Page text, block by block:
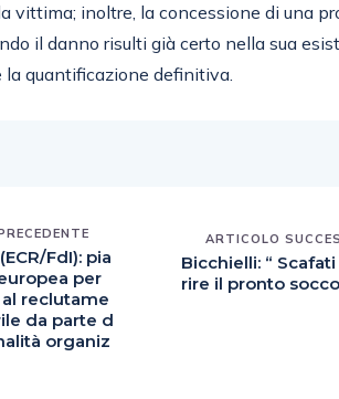
vittima; inoltre, la concessione di una
il danno risulti già certo nella sua
la quantificazione definitiva.
FdI): pia
per
reclutame
da parte d
organiz
ARTICOLO
Bicchielli: “
rire il pronto